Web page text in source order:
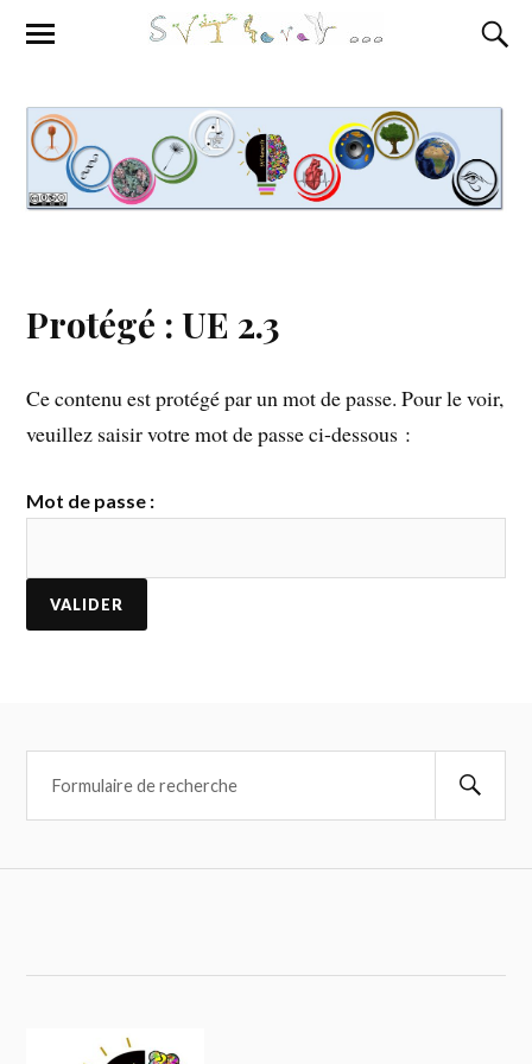
Protégé : UE 2.3
Ce contenu est protégé par un mot de passe. Pour le voir,
veuillez saisir votre mot de passe ci-dessous :
Mot de passe :